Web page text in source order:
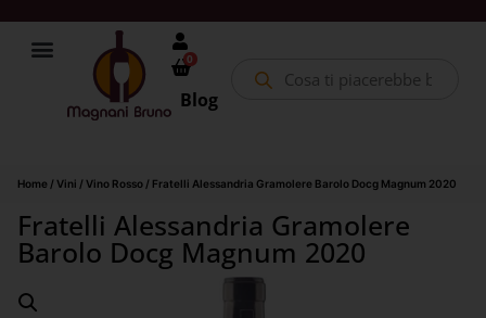
0
Blog
Home / Vini / Vino Rosso / Fratelli Alessandria Gramolere Barolo Docg Magnum 2020
Fratelli Alessandria Gramolere
Barolo Docg Magnum 2020